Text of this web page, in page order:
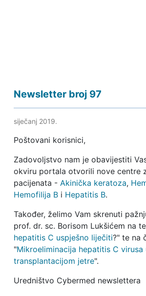
Newsletter broj 97
siječanj 2019.
Poštovani korisnici,
Zadovoljstvo nam je obavijestiti
okviru portala otvorili nove centre
pacijenata - Akinička keratoza,
Hemofilija Bi Hepatitis B.
Također, želimo Vam skrenuti
prof. dr. sc. Borisom Lukšićem na
hepatitis C uspješno liječiti?" te na
"Mikroeliminacija hepatitis C virusa
transplantacijom jetre".
Uredništvo Cybermed newslettera